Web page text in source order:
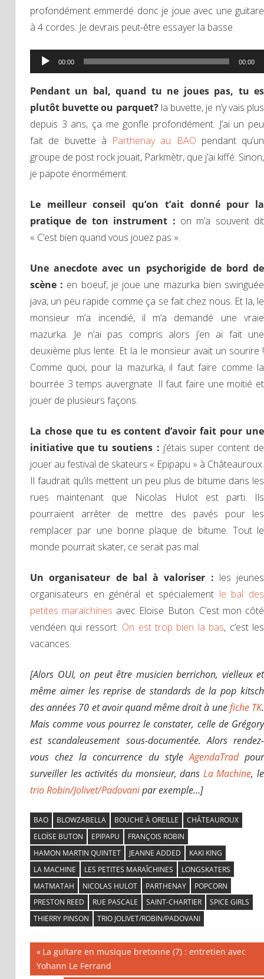
profondément emmerdé donc je joue avec une guitare
à 4 cordes. Je devrais peut-être essayer la basse.
Lecteur
audio
00:00 00:00
Pendant un bal, quand tu ne joues pas, tu es
plutôt buvette ou parquet?la buvette, je n’y vais plus
depuis 3 ans, ça me gonfle profondément. J’ai un peu
fait de buvette à Parthenay au BAO pendant qu’un
groupe de post rock jouait, Parkmètr, que j’ai kiffé. Sinon,
je papote énormément.
Le meilleur conseil qu’on t’ait donné pour la
pratique de ton instrument : on m’a souvent dit
« C’est bien quand vous jouez pas ».
Une anecdote avec un psychorigide de bord de
scène : en boeuf, je joue une mazurka bien swinguée
java, un peu rapide comme ça se fait chez nous. Et la, le
monsieur m’a incendié, il m’a demandé une vraie
mazurka. Je n’ai pas compris alors j’en ai fait une
deuxième plus lente. Et la le monsieur avait un sourire !
Comme quoi, pour la mazurka, il faut faire comme la
bourrée 3 temps auvergnate. Il faut faire une moitié et
jouer de plusieurs façons.
La chose que tu es content d’avoir fait pour une
initiative que tu soutiens : j’étais super content de
jouer au festival de skateurs « Epipapu » à Châteauroux.
Il faudrait qu’ils mettent un peu plus de bitume dans les
rues maintenant que Nicolas Hulot est parti. Ils
pourraient arrêter de mettre des pavés pour les
remplacer par une bonne plaque de bitume. Tout le
monde pourrait skater, ce serait pas mal.
Un organisateur de bal à valoriser : les jeunes
organisateurs en général et spécialement le bal des
petites maraichines avec Eloïse Buton. C’est mon côté
vendéen qui ressort. On est trop bien la bas, c’est les
vacances.
[Alors OUI, on peut être musicien berrichon, vielleux et
même aimer les reprise de standards de la pop kitsch
des années 70 et avoir quand même droit à unefiche TK.
Mais comme vous pourrez le constater, celle de Grégory
est scandaleusement sous-documentée. Alors rendez-
vous chez la concurrence du styleAgendaTradpour
surveiller les activités du monsieur, dans La Machine, le
trio Robin/Jolivet/Padovanipar exemple…]
BAO BLOWZABELLA BOUCHE À OREILLE
CHÂTEAUROUX
ELOÏSE BUTON
EPIPAPU
FRANÇOIS ROBIN
HAMON MARTIN QUINTET
JEANNE ADDED
KAKI KING
LA MACHINE
LES PETITES MARAÎCHINES
LONGSKATERS
MATMATAH
NICOLAS HULOT PARTHENAY
POPCORN
PRESTON REED
RUE PASCALE SAINT-CHARTIER
SPICE GIRLS
THIERRY PINSON
TRIO JOLIVET/ROBIN/PADOVANI
Navigation
Previous
Post:
La guitare en musique bretonne (7) : entretien avec
Yohann Le Ferrand